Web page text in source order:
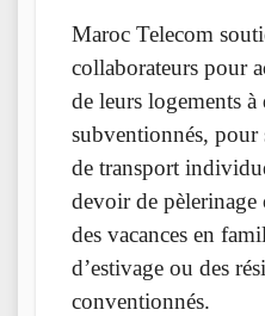
Maroc Telecom
collaborateurs pour
de leurs logements à
subventionnés, pour
de transport
devoir de pèlerinage
des vacances en
d’estivage ou des
conventionnés.